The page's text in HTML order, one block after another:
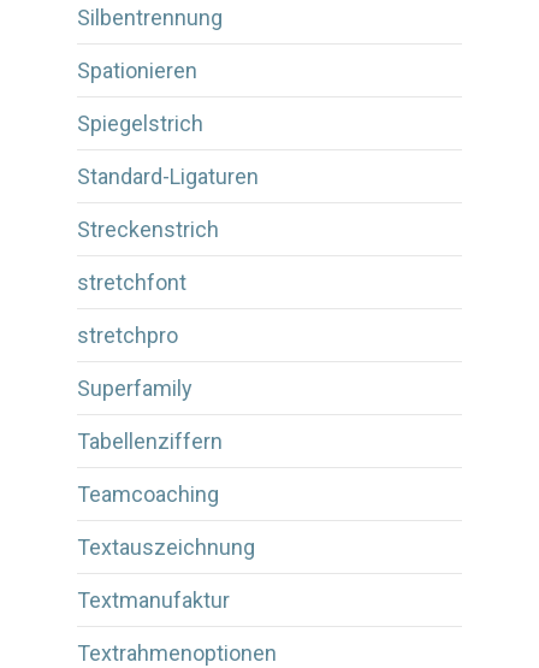
Silbentrennung
Spationieren
Spiegelstrich
Standard-Ligaturen
Streckenstrich
stretchfont
stretchpro
Superfamily
Tabellenziffern
Teamcoaching
Textauszeichnung
Textmanufaktur
Textrahmenoptionen